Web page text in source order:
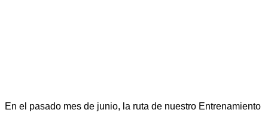
En el pasado mes de junio, la ruta de nuestro Entrenamiento